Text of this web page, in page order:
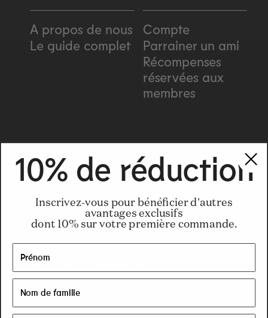
A propos de nous
Le guide complet
Compte
Parrainer un ami
Récompenses
réservées aux
membres
C
o
u
n
t
r
EUR € | Pays-Bas
© 2026 Commodity . et Commodity
Tous droits réservés
10% de réduction
Inscrivez-vous pour bénéficier d'autres
avantages exclusifs
dont 10% sur votre première commande.